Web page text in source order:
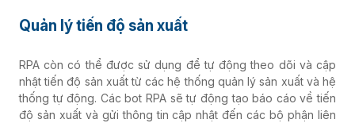
Quản lý tiến độ sản xuất
RPA còn có thể được sử dụng để tự động theo dõi và cập
nhật tiến độ sản xuất từ các hệ thống quản lý sản xuất và hệ
thống tự động. Các bot RPA sẽ tự động tạo báo cáo về tiến
độ sản xuất và gửi thông tin cập nhật đến các bộ phận liên